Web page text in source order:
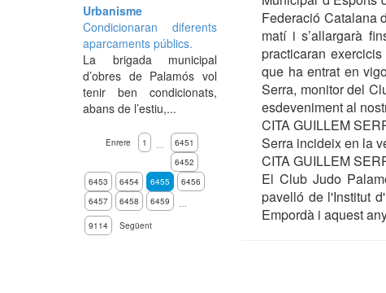
Federació Catalana
matí i s’allargarà
practicaran
que ha entrat en
Serra, monitor del
esdeveniment al
CITA GUILLEM
Serra incideix en la
CITA GUILLEM
El Club Judo
pavelló de l'Institut
Empordà i aquest
Urbanisme
Condicionaran diferents
aparcaments públics.
La brigada municipal
d’obres de Palamós vol
tenir ben condicionats,
abans de l’estiu,...
Enrere 1 …
6451
6452
6453
6454 6455
6456
6457
6458 6459
…
9114
Següent